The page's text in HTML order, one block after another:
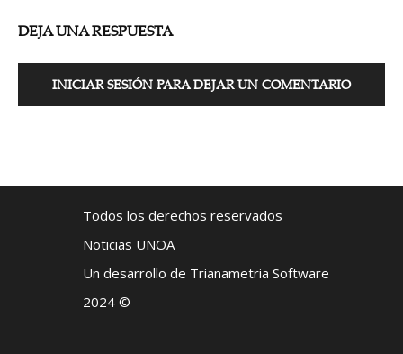
DEJA UNA RESPUESTA
INICIAR SESIÓN PARA DEJAR UN COMENTARIO
Todos los derechos reservados
Noticias UNOA
Un desarrollo de Trianametria Software
2024 ©